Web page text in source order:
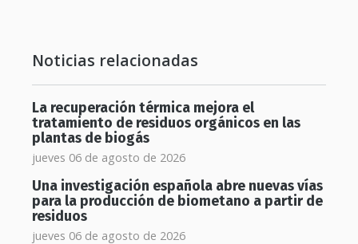
Noticias relacionadas
La recuperación térmica mejora el
tratamiento de residuos orgánicos en las
plantas de biogás
jueves 06 de agosto de 2026
Una investigación española abre nuevas vías
para la producción de biometano a partir de
residuos
jueves 06 de agosto de 2026